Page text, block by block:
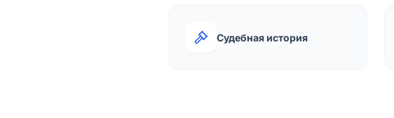
Судебная история